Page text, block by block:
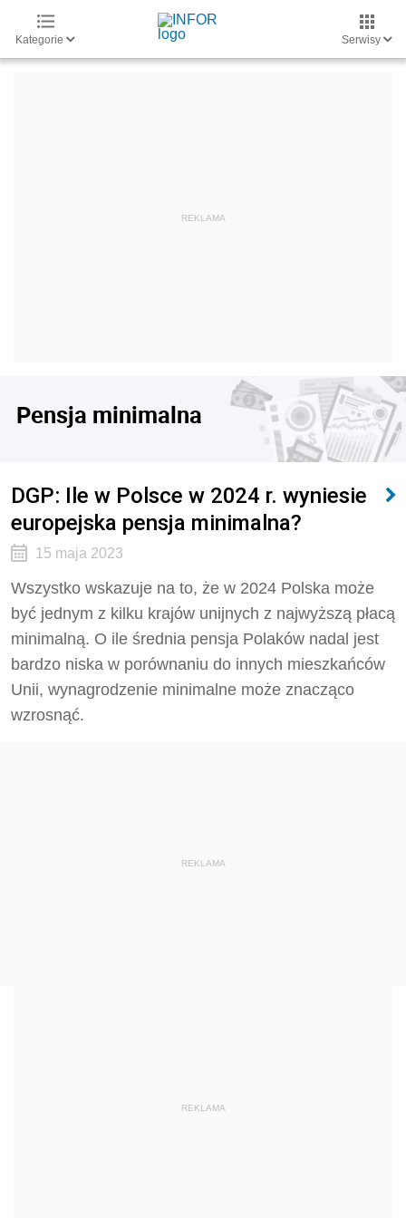
Kategorie Serwisy
Pensja minimalna
DGP: Ile w Polsce w 2024 r. wyniesie
europejska pensja minimalna?
15 maja 2023
Wszystko wskazuje na to, że w 2024 Polska może
być jednym z kilku krajów unijnych z najwyższą płacą
minimalną. O ile średnia pensja Polaków nadal jest
bardzo niska w porównaniu do innych mieszkańców
Unii, wynagrodzenie minimalne może znacząco
wzrosnąć.
REKLAMA
REKLAMA